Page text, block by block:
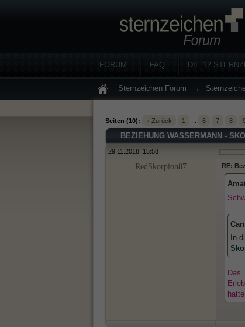
FORUM FAQ DIE 12
Sternzeichen Forum →
Seiten (10): « Zurück 1 6 7 8
BEZIEHUNG WASSERMANN -
29.11.2018, 15:58
RedSkorpion87 RE:
In
Das